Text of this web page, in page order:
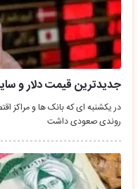
جدیدترین قیمت دلار و سایر
در یکشنبه ای که بانک ها و مراکز
روندی صعودی داشت